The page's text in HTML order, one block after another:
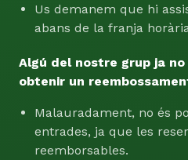
Us demanem que hi
abans de la franja
Algú del nostre grup ja
obtenir un
Malauradament, no és
entrades, ja que les
reemborsables.